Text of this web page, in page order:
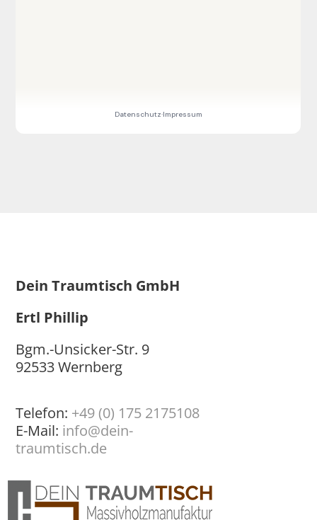
Dein Traumtisch GmbH
Ertl Phillip
Bgm.-Unsicker-Str. 9
92533 Wernberg
Telefon: +49 (0) 175 2175108
E-Mail: info@dein-
traumtisch.de